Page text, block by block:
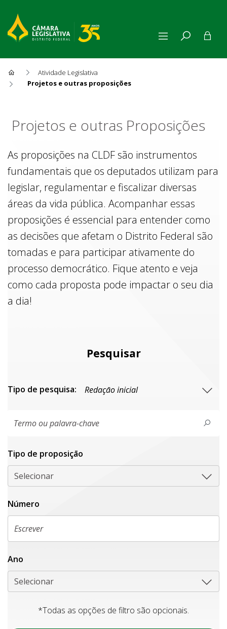
Atividade Legislativa
Projetos e outras proposições
Projetos e outras Proposições
As proposições na CLDF são instrumentos
fundamentais que os deputados utilizam para
legislar, regulamentar e fiscalizar diversas
áreas da vida pública. Acompanhar essas
proposições é essencial para entender como
as decisões que afetam o Distrito Federal são
tomadas e para participar ativamente do
processo democrático. Fique atento e veja
como cada proposta pode impactar o seu dia
a dia!
Pesquisar
Tipo de pesquisa:
Tipo de proposiçāo
Selecionar
Número
Ano
Selecionar
*Todas as opções de filtro são opcionais.